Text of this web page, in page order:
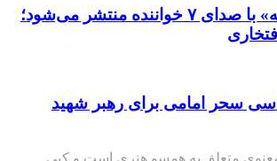
آلبوم «بدرقه» با صدای ۷ خواننده منتشر می‌شود؛
سحر امامی برای رهبر شهید